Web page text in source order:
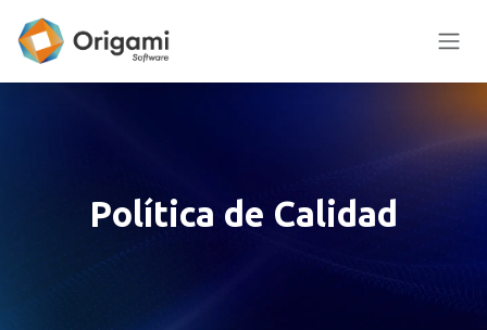
Política de Calidad